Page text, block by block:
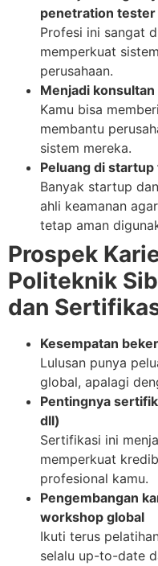
penetration tester
Profesi ini sangat
memperkuat
perusahaan.
Menjadi
Kamu bisa
membantu
sistem mereka.
Peluang di
Banyak startup
ahli keamanan
tetap aman
Prospek
Politeknik
dan
Kesempatan
Lulusan punya
global, apalagi
Pentingnya
dll)
Sertifikasi ini
memperkuat
profesional kamu.
Pengembangan
workshop global
Ikuti terus
selalu up-to-date